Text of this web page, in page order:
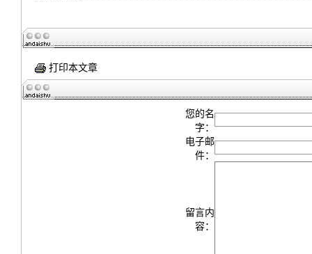
打印本文章
您的名
字：
电子邮
件：
留言内
容：